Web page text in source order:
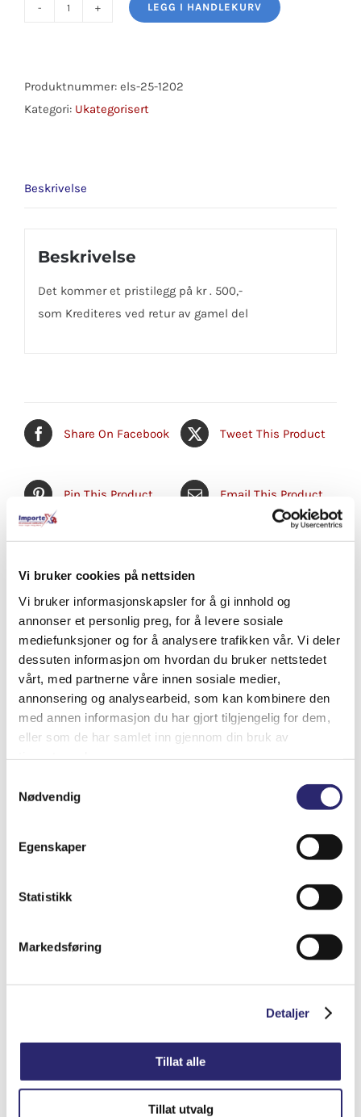
Vi bruker cookies på nettsiden
Vi bruker informasjonskapsler for å gi innhold og
annonser et personlig preg, for å levere sosiale
mediefunksjoner og for å analysere trafikken vår. Vi deler
dessuten informasjon om hvordan du bruker nettstedet
vårt, med partnerne våre innen sosiale medier,
annonsering og analysearbeid, som kan kombinere den
med annen informasjon du har gjort tilgjengelig for dem,
eller som de har samlet inn gjennom din bruk av
Nødvendig
Egenskaper
Statistikk
Markedsføring
Detaljer
Tillat alle
Tillat utvalg
LEGG I HANDLEKURV
Produktnummer: els-25-1202
Kategori: Ukategorisert
Beskrivelse
Beskrivelse
Det kommer et pristilegg på kr . 500,-
som Krediteres ved retur av gamel del
Share On Facebook Tweet This Product
Pin This Product Email This Product
Relaterte produkter
STARTER 11T 2.6KW URSUS
Detaljer